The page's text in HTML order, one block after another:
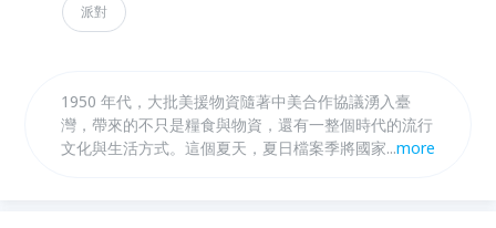
派對
1950 年代，大批美援物資隨著中美合作協議湧入臺
灣，帶來的不只是糧食與物資，還有一整個時代的流行
文化與生活方式。這個夏天，夏日檔案季將國家檔案裡
...more